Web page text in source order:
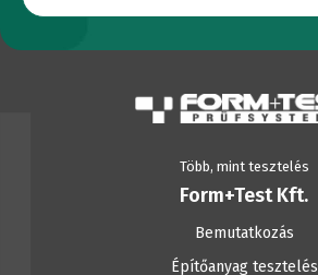
Több, mint tesztelés
Form+Test Kft.
Bemutatkozás
Építőanyag tesztelés